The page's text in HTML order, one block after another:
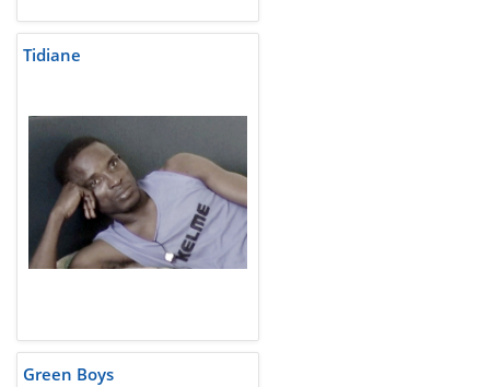
Tidiane
Green Boys